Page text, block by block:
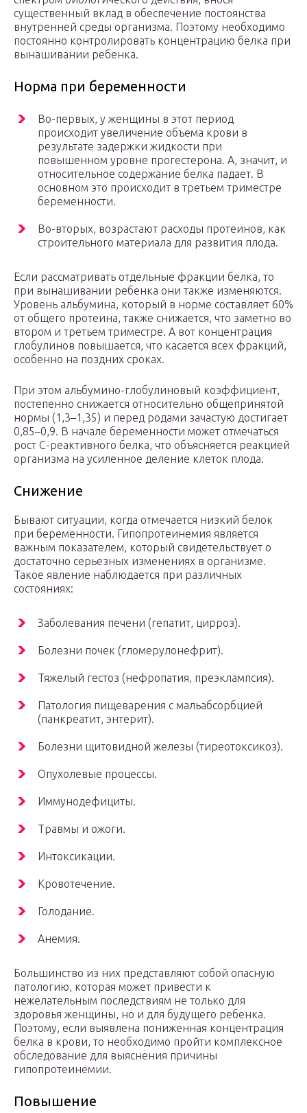
существенный вклад в обеспечение постоянства
внутренней среды организма. Поэтому необходимо
постоянно контролировать концентрацию белка при
вынашивании ребенка.
Норма при беременности
Во-первых, у женщины в этот период
происходит увеличение объема крови в
результате задержки жидкости при
повышенном уровне прогестерона. А, значит, и
относительное содержание белка падает. В
основном это происходит в третьем триместре
беременности.
Во-вторых, возрастают расходы протеинов, как
строительного материала для развития плода.
Если рассматривать отдельные фракции белка, то
при вынашивании ребенка они также изменяются.
Уровень альбумина, который в норме составляет 60%
от общего протеина, также снижается, что заметно во
втором и третьем триместре. А вот концентрация
глобулинов повышается, что касается всех фракций,
особенно на поздних сроках.
При этом альбумино-глобулиновый коэффициент,
постепенно снижается относительно общепринятой
нормы (1,3–1,35) и перед родами зачастую достигает
0,85–0,9. В начале беременности может отмечаться
рост С-реактивного белка, что объясняется реакцией
организма на усиленное деление клеток плода.
Снижение
Бывают ситуации, когда отмечается низкий белок
при беременности. Гипопротеинемия является
важным показателем, который свидетельствует о
достаточно серьезных изменениях в организме.
Такое явление наблюдается при различных
состояниях:
Заболевания печени (гепатит, цирроз).
Болезни почек (гломерулонефрит).
Тяжелый гестоз (нефропатия, преэклампсия).
Патология пищеварения с мальабсорбцией
(панкреатит, энтерит).
Болезни щитовидной железы (тиреотоксикоз).
Опухолевые процессы.
Иммунодефициты.
Травмы и ожоги.
Интоксикации.
Кровотечение.
Голодание.
Анемия.
Большинство из них представляют собой опасную
патологию, которая может привести к
нежелательным последствиям не только для
здоровья женщины, но и для будущего ребенка.
Поэтому, если выявлена пониженная концентрация
белка в крови, то необходимо пройти комплексное
обследование для выяснения причины
гипопротеинемии.
Повышение